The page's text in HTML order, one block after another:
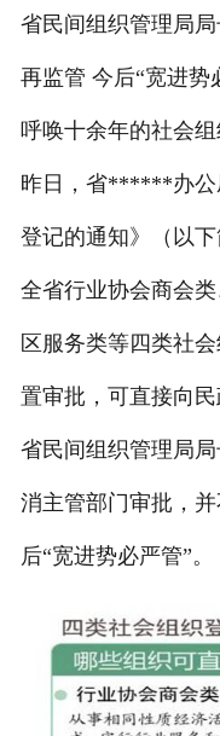
省民间组织管理局
再监管 今后“宽进势
呼唤十余年的社会组
昨日，省******办公
登记的通知》（以
全省行业协会商会
区服务类等四类社
置审批，可直接向民
省民间组织管理局
消主管部门审批，
后“宽进势必严管”。